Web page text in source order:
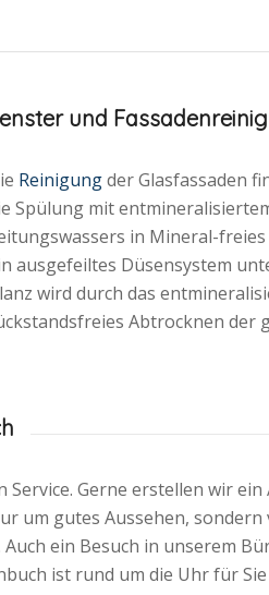
und
Reinigungder Glasfassaden
Spülung mit
in Mineral-
ausgefeiltes Düsensystem
wird durch das
Abtrocknen der
Gerne erstellen wir
um gutes Aussehen,
ein Besuch in unserem
ist rund um die Uhr für Sie